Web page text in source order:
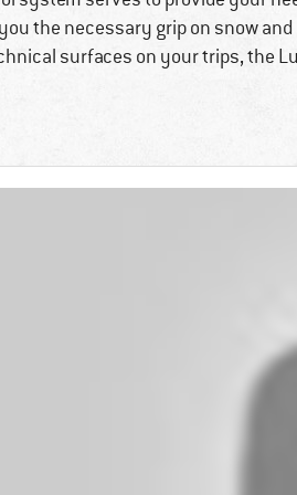
the necessary grip on snow
surfaces on your trips, the